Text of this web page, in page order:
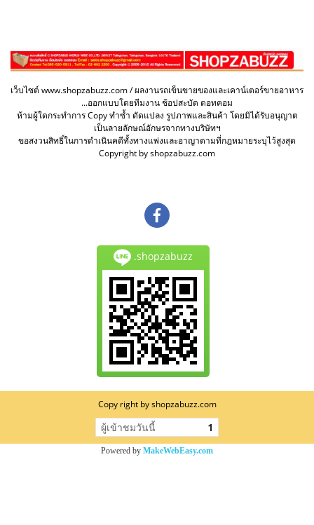
เว็บไซต์ www.shopzabuzz.com / ผลงานรถเข็นขายของและเคาน์เตอร์ขายอาหาร
...ออกแบบโดยทีมงาน ช้อปสะบัด ดอทคอม
ห้ามผู้ใดกระทำการ Copy ทำซ้ำ ดัดแปลง รูปภาพและสินค้า โดยมิได้รับอนุญาต
เป็นลายลักษณ์อักษรจากทางบริษัทฯ
ขอสงวนสิทธิ์ในการดำเนินคดีทั้งทางแพ่งและอาญาตามที่กฎหมายระบุไว้สูงสุด
Copyright by shopzabuzz.com
.shopzabuzz
Copy right by shopzabuzz.com
ผู้เข้าชมวันนี้ 1
Powered by MakeWebEasy.com